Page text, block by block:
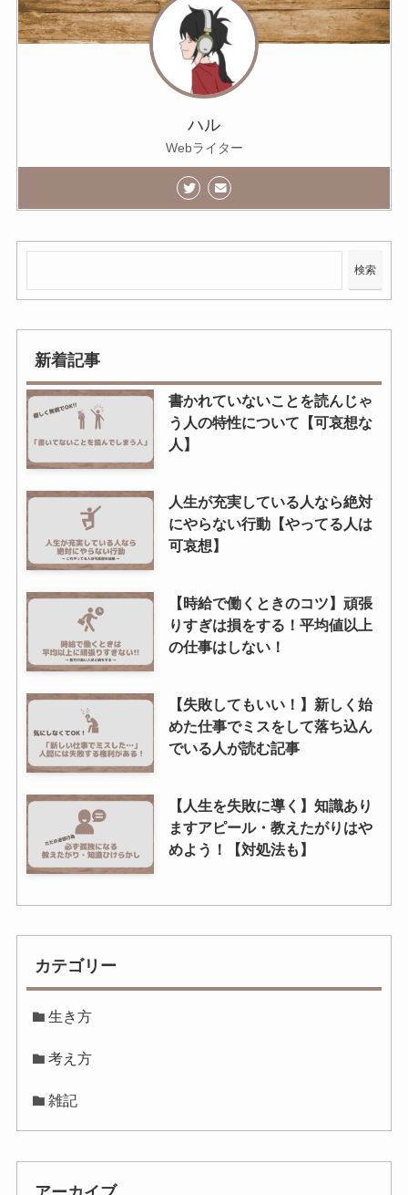
ハル
Webライター
検索
新着記事
書かれていないことを読んじゃ
う人の特性について【可哀想な
人】
人生が充実している人なら絶対
にやらない行動【やってる人は
可哀想】
【時給で働くときのコツ】頑張
りすぎは損をする！平均値以上
の仕事はしない！
【失敗してもいい！】新しく始
めた仕事でミスをして落ち込ん
でいる人が読む記事
【人生を失敗に導く】知識あり
ますアピール・教えたがりはや
めよう！【対処法も】
カテゴリー
生き方
考え方
雑記